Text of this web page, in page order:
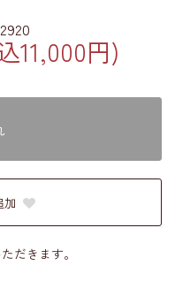
11,000円)
加
だきます。